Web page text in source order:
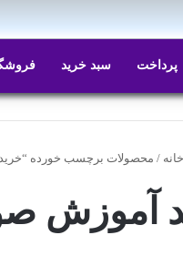
پرداخت سبد خرید
خانه / محصولات برچسب خورده
آموزش